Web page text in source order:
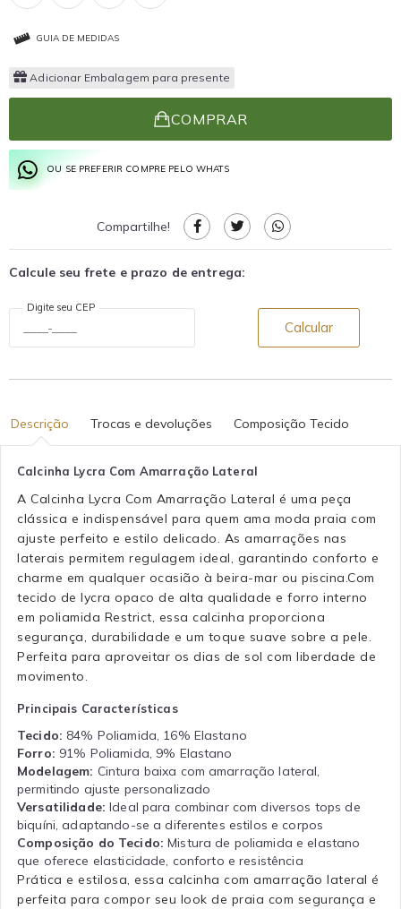
GUIA DE MEDIDAS
Adicionar Embalagem para presente
COMPRAR
OU SE PREFERIR COMPRE PELO WHATS
Compartilhe!
Calcule seu frete e prazo de entrega:
Digite seu CEP
Calcular
Descrição Trocas e devoluções Composição Tecido
Calcinha Lycra Com Amarração Lateral
A Calcinha Lycra Com Amarração Lateral é uma peça
clássica e indispensável para quem ama moda praia com
ajuste perfeito e estilo delicado. As amarrações nas
laterais permitem regulagem ideal, garantindo conforto e
charme em qualquer ocasião à beira-mar ou piscina.Com
tecido de lycra opaco de alta qualidade e forro interno
em poliamida Restrict, essa calcinha proporciona
segurança, durabilidade e um toque suave sobre a pele.
Perfeita para aproveitar os dias de sol com liberdade de
movimento.
Principais Características
Tecido: 84% Poliamida, 16% Elastano
Forro: 91% Poliamida, 9% Elastano
Modelagem: Cintura baixa com amarração lateral,
permitindo ajuste personalizado
Versatilidade: Ideal para combinar com diversos tops de
biquíni, adaptando-se a diferentes estilos e corpos
Composição do Tecido: Mistura de poliamida e elastano
que oferece elasticidade, conforto e resistência
Prática e estilosa, essa calcinha com amarração lateral é
perfeita para compor seu look de praia com segurança e